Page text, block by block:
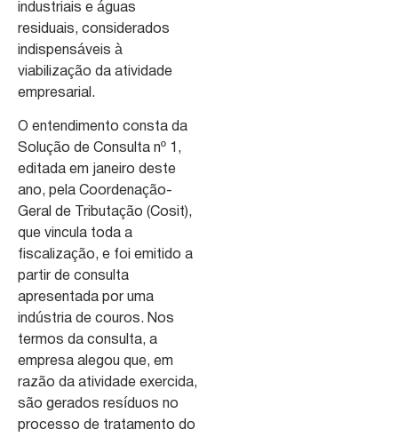
industriais e águas
residuais, considerados
indispensáveis à
viabilização da atividade
empresarial.
O entendimento consta da
Solução de Consulta nº 1,
editada em janeiro deste
ano, pela Coordenação-
Geral de Tributação (Cosit),
que vincula toda a
fiscalização, e foi emitido a
partir de consulta
apresentada por uma
indústria de couros. Nos
termos da consulta, a
empresa alegou que, em
razão da atividade exercida,
são gerados resíduos no
processo de tratamento do